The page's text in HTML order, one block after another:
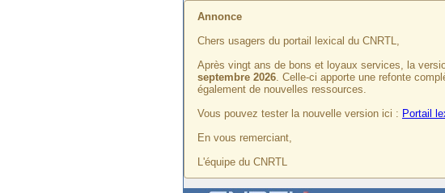
Annonce
Chers usagers du portail lexical du CNRTL,
Après vingt ans de bons et loyaux services, la
septembre 2026. Celle-ci apporte une refonte
également de nouvelles ressources.
Vous pouvez tester la nouvelle version ici : Portail
En vous remerciant,
L'équipe du CNRTL